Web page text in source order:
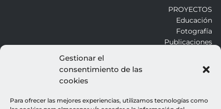
Gestionar el
consentimiento de las
cookies
Para ofrecer las mejores experiencias, utilizamos tecnologías como
PROYECTOS
Educación
Fotografía
Publicaciones
ALROJO
Contacto